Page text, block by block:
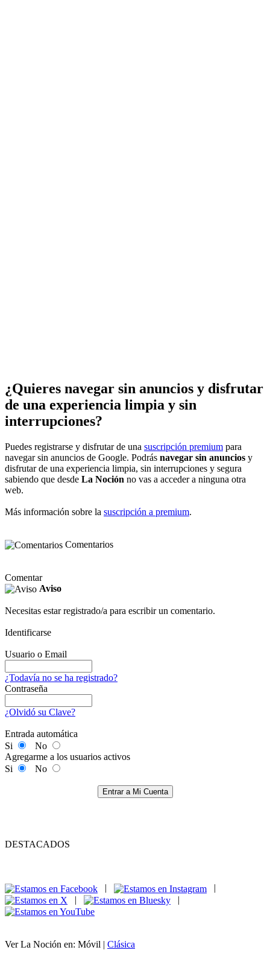
¿Quieres navegar sin anuncios y disfrutar
de una experiencia limpia y sin
interrupciones?
Puedes registrarse y disfrutar de una suscripción premium para
navegar sin anuncios de Google. Podrás navegar sin anuncios y
disfrutar de una experiencia limpia, sin interrupciones y segura
sabiendo que desde La Noción no vas a acceder a ninguna otra
web.
Más información sobre la suscripción a premium.
Comentarios
Comentar
Aviso
Necesitas estar registrado/a para escribir un comentario.
Identificarse
Usuario o Email
¿Todavía no se ha registrado?
Contraseña
¿Olvidó su Clave?
Entrada automática
Si
No
Agregarme a los usuarios activos
Si
No
Entrar a Mi Cuenta
DESTACADOS
|
|
Ver La Noción en: Móvil | Clásica